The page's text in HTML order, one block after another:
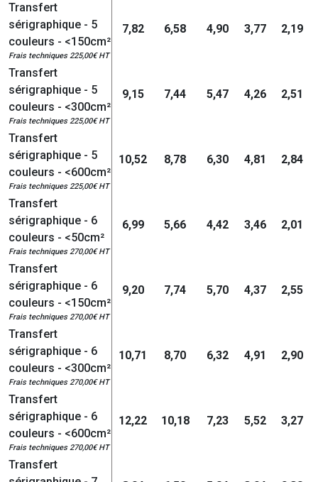
Transfert
sérigraphique - 5
couleurs - <150cm²
Frais techniques 225,00€ HT
7,82 6,58 4,90 3,77 2,19
Transfert
sérigraphique - 5
couleurs - <300cm²
Frais techniques 225,00€ HT
9,15 7,44 5,47 4,26 2,51
Transfert
sérigraphique - 5
couleurs - <600cm²
Frais techniques 225,00€ HT
10,52 8,78 6,30 4,81 2,84
Transfert
sérigraphique - 6
couleurs - <50cm²
Frais techniques 270,00€ HT
6,99 5,66 4,42 3,46 2,01
Transfert
sérigraphique - 6
couleurs - <150cm²
Frais techniques 270,00€ HT
9,20 7,74 5,70 4,37 2,55
Transfert
sérigraphique - 6
couleurs - <300cm²
Frais techniques 270,00€ HT
10,71 8,70 6,32 4,91 2,90
Transfert
sérigraphique - 6
couleurs - <600cm²
Frais techniques 270,00€ HT
12,22 10,18 7,23 5,52 3,27
Transfert